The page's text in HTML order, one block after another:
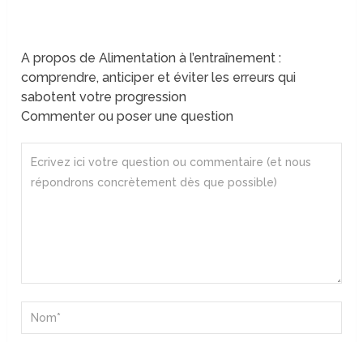
A propos de Alimentation à l’entraînement :
comprendre, anticiper et éviter les erreurs qui
sabotent votre progression
Commenter ou poser une question